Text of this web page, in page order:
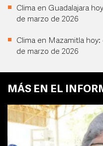
Clima en Guadalajara
de marzo de 2026
Clima en Mazamitla
de marzo de 2026
MÁS EN EL